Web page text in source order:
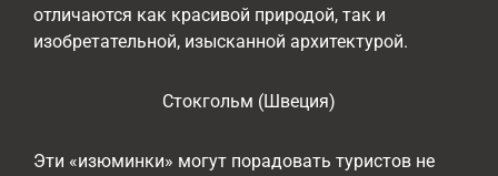
отличаются как красивой природой, так и
изобретательной, изысканной архитектурой.
Стокгольм (Швеция)
Эти «изюминки» могут порадовать туристов не